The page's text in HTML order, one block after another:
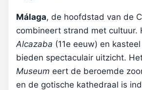
Málaga, de hoofdstad van de
combineert strand met cultuur.
Alcazaba (11e eeuw) en kasteel
bieden spectaculair uitzicht.
Museum eert de beroemde
en de gotische kathedraal is